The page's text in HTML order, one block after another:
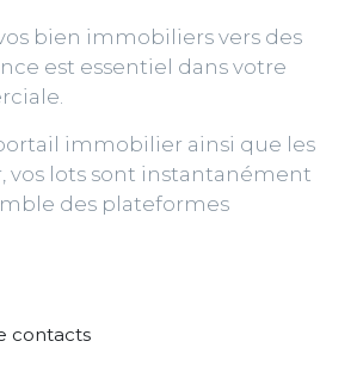
bien immobiliers vers des
est essentiel dans votre
immobilier ainsi que les
vos lots sont instantanément
des plateformes
contacts